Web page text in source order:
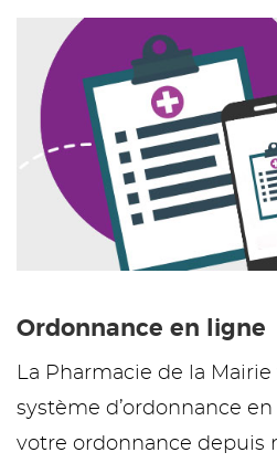
Ordonnance en ligne
La Pharmacie de la
système d’ordonnance
votre ordonnance depuis